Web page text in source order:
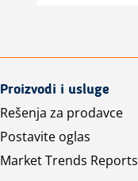
Proizvodi i usluge
Rešenja za prodavce
Postavite oglas
Market Trends Reports